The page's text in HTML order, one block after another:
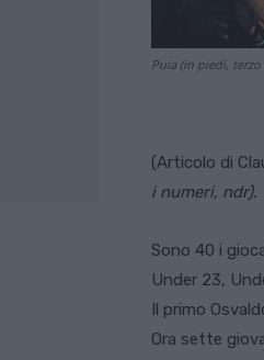
Puia (in piedi,
(Articolo di
i numeri, ndr).
Sono 40 i
Under 23,
Il primo
Ora sette